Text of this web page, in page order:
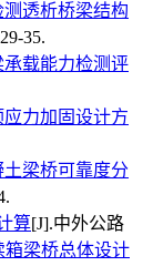
透析桥梁结构
35.
载能力检测评
力加固设计方
梁桥可靠度分
算[J].中外公路
梁桥总体设计